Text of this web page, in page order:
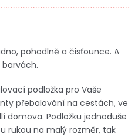
pohodlně a čisťounce. A
podložka pro Vaše
přebalování na cestách, ve
Podložku jednoduše
rukou na malý rozměr, tak